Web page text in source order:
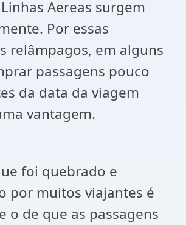
Aereas surgem
Por essas
relâmpagos, em alguns
passagens pouco
da data da viagem
vantagem.
foi quebrado e
por muitos viajantes é
o de que as passagens